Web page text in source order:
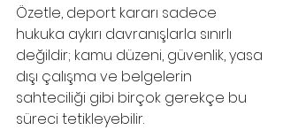
Özetle, deport kararı sadece
hukuka aykırı davranışlarla sınırlı
değildir; kamu düzeni, güvenlik, yasa
dışı çalışma ve belgelerin
sahteciliği gibi birçok gerekçe bu
süreci tetikleyebilir.